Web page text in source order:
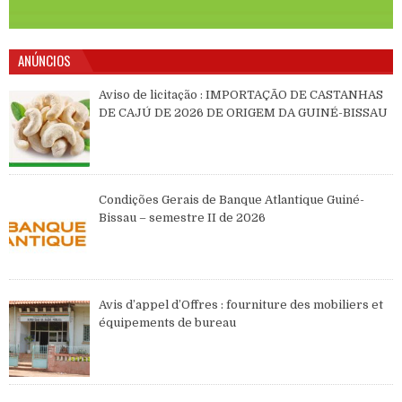
ANÚNCIOS
Aviso de licitação : IMPORTAÇÃO DE CASTANHAS
DE CAJÚ DE 2026 DE ORIGEM DA GUINÉ-BISSAU
Condições Gerais de Banque Atlantique Guiné-
Bissau – semestre II de 2026
Avis d’appel d’Offres : fourniture des mobiliers et
équipements de bureau